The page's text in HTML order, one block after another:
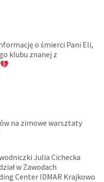
o śmierci Pani Eli,
klubu znanej z
na zimowe warsztaty
Julia Cichecka
w Zawodach
Center IDMAR Krajkowo